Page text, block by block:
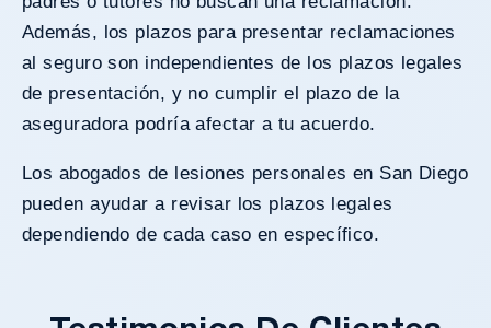
Además, los plazos para presentar reclamaciones
al seguro son independientes de los plazos legales
de presentación, y no cumplir el plazo de la
aseguradora podría afectar a tu acuerdo.
Los abogados de lesiones personales en San Diego
pueden ayudar a revisar los plazos legales
dependiendo de cada caso en específico.